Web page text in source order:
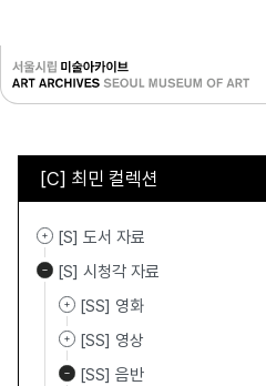
[C] 최민 컬렉션
[S] 도서 자료
[S] 시청각 자료
[SS] 영화
[SS] 영상
[SS] 음반